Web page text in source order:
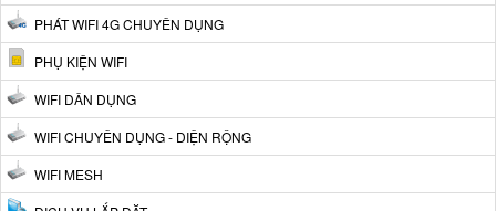
PHÁT WIFI 4G CHUYÊN DỤNG
PHỤ KIỆN WIFI
WIFI DÂN DỤNG
WIFI CHUYÊN DỤNG - DIỆN RỘNG
WIFI MESH